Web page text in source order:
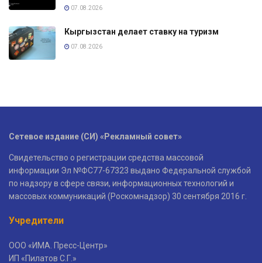
07.08.2026
Кыргызстан делает ставку на туризм
07.08.2026
Сетевое издание (СИ) «Рекламный совет»
Свидетельство о регистрации средства массовой
информации Эл №ФС77-67323 выдано Федеральной службой
по надзору в сфере связи, информационных технологий и
массовых коммуникаций (Роскомнадзор) 30 сентября 2016 г.
Учредители
ООО «ИМА. Пресс-Центр»
ИП «Пилатов С.Г.»